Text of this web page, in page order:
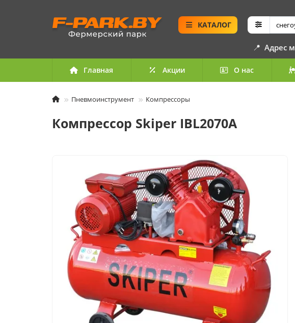
КАТАЛОГ
📍 Адрес
Главная Акции О нас
Пневмоинструмент Компрессоры
Компрессор Skiper IBL2070A